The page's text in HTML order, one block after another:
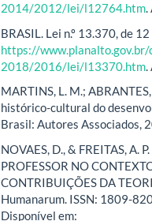
2014/2012/lei/l12764.htm.
BRASIL. Lei n.º 13.370, de
https://
2018/2016/lei/l13370.htm
MARTINS, L. M.;
histórico-cultural do
Brasil: Autores Associados,
NOVAES, D., & FREITAS, A.
PROFESSOR NO
CONTRIBUIÇÕES DA
Humanarum. ISSN: 1809-
Disponível em: